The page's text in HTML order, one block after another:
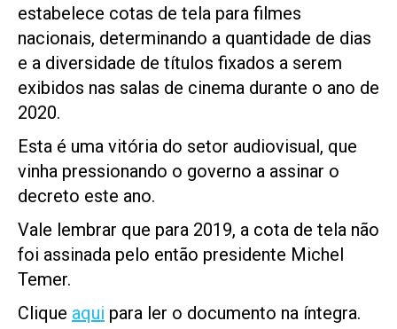
estabelece cotas de tela para filmes
nacionais, determinando a quantidade de dias
e a diversidade de títulos fixados a serem
exibidos nas salas de cinema durante o ano de
2020.
Esta é uma vitória do setor audiovisual, que
vinha pressionando o governo a assinar o
decreto este ano.
Vale lembrar que para 2019, a cota de tela não
foi assinada pelo então presidente Michel
Temer.
Clique aqui para ler o documento na íntegra.